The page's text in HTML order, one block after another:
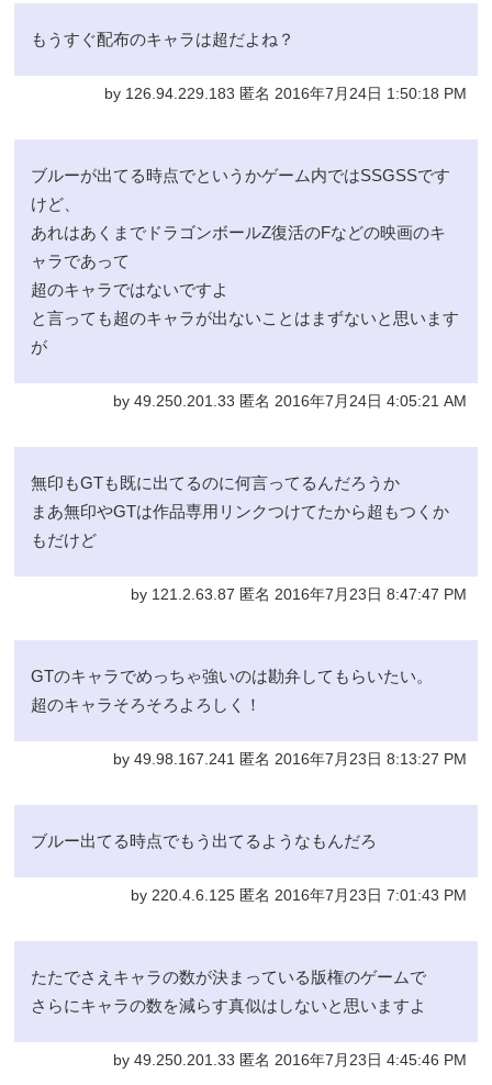
もうすぐ配布のキャラは超だよね？
by 126.94.229.183 匿名 2016年7月24日 1:50:18 PM
ブルーが出てる時点でというかゲーム内ではSSGSSです
けど、
あれはあくまでドラゴンボールZ復活のFなどの映画のキ
ャラであって
超のキャラではないですよ
と言っても超のキャラが出ないことはまずないと思います
が
by 49.250.201.33 匿名 2016年7月24日 4:05:21 AM
無印もGTも既に出てるのに何言ってるんだろうか
まあ無印やGTは作品専用リンクつけてたから超もつくか
もだけど
by 121.2.63.87 匿名 2016年7月23日 8:47:47 PM
GTのキャラでめっちゃ強いのは勘弁してもらいたい。
超のキャラそろそろよろしく！
by 49.98.167.241 匿名 2016年7月23日 8:13:27 PM
ブルー出てる時点でもう出てるようなもんだろ
by 220.4.6.125 匿名 2016年7月23日 7:01:43 PM
たたでさえキャラの数が決まっている版権のゲームで
さらにキャラの数を減らす真似はしないと思いますよ
by 49.250.201.33 匿名 2016年7月23日 4:45:46 PM